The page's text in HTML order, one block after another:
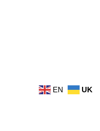
EN UK